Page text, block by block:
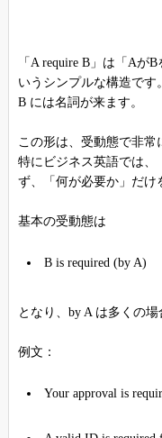
「A require B」は「Aが
いうシンプルな構造です。
B には名詞が来ます。
この形は、受動態で非常
特にビジネス英語では、
ず、「何が必要か」だけ
基本の受動態は
B is required (by A)
となり、by A は多くの場
例文：
Your approval is